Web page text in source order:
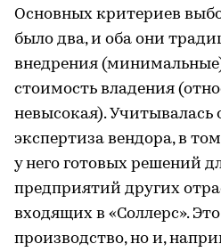
Основных критериев
было два, и оба они
внедрения
стоимость владения
невысокая). Учитывалась
экспертиза вендора, в
у него готовых решений
предприятий других
входящих в «Соллерс».
производство, но и,